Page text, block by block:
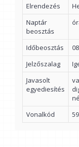
Elrendezés
Naptár
beosztás
Időbeosztás
Jelzőszalag
Javasolt
egyediesítés
Vonalkód